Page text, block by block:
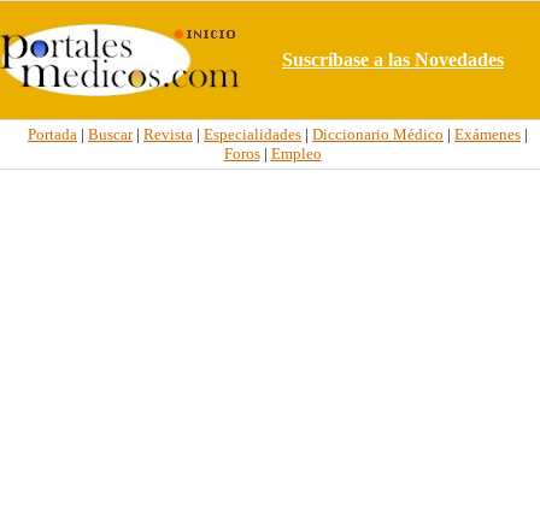
Suscríbase a las Novedades
Portada | Buscar| Revista | Especialidades | Diccionario Médico | Exámenes |
Foros| Empleo